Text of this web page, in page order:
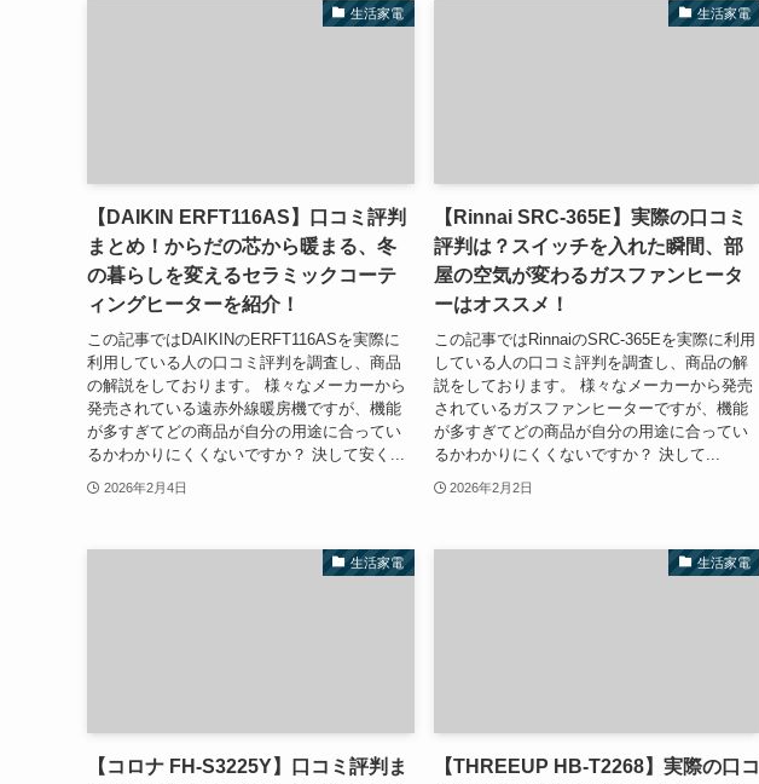
生活家電
【DAIKIN ERFT116AS】口コミ評判
まとめ！からだの芯から暖まる、冬
の暮らしを変えるセラミックコーテ
ィングヒーターを紹介！
この記事ではDAIKINのERFT116ASを実際に
利用している人の口コミ評判を調査し、商品
の解説をしております。 様々なメーカーから
発売されている遠赤外線暖房機ですが、機能
が多すぎてどの商品が自分の用途に合ってい
るかわかりにくくないですか？ 決して安く...
2026年2月4日
生活家電
【Rinnai SRC-365E】実際の口コミ
評判は？スイッチを入れた瞬間、部
屋の空気が変わるガスファンヒータ
ーはオススメ！
この記事ではRinnaiのSRC-365Eを実際に利用
している人の口コミ評判を調査し、商品の解
説をしております。 様々なメーカーから発売
されているガスファンヒーターですが、機能
が多すぎてどの商品が自分の用途に合ってい
るかわかりにくくないですか？ 決して...
2026年2月2日
生活家電
【コロナ FH-S3225Y】口コミ評判ま
生活家電
【THREEUP HB-T2268】実際の口コ